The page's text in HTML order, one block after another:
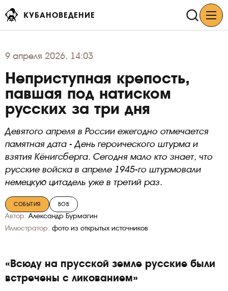
КУБАНОВЕДЕНИЕ
9 апреля 2026, 14:03
Неприступная крепость,
павшая под натиском
русских за три дня
Девятого апреля в России ежегодно отмечается
памятная дата - День героического штурма и
взятия Кёнигсберга. Сегодня мало кто знает, что
русские войска в апреле 1945-го штурмовали
немецкую цитадель уже в третий раз.
СОБЫТИЯ ВОВ
Автор: Александр Бурмагин
Иллюстратор: фото из открытых источников
«Всюду на прусской земле русские были
встречены с ликованием»